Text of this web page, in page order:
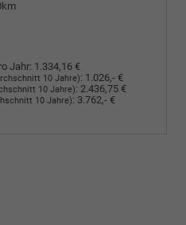
Jahr: 1.334,16 €
10 Jahre): 1.026,- €
10 Jahre): 2.436,75 €
10 Jahre): 3.762,- €